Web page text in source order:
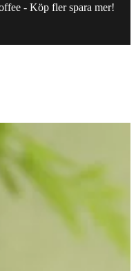
- Köp fler spara mer!